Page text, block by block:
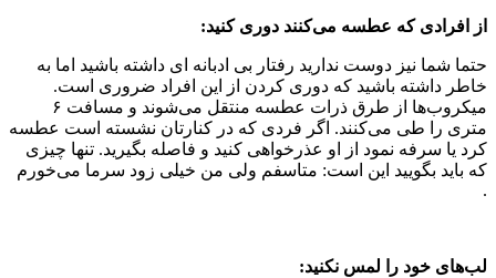
از افرادی که عطسه می‌کنند دوری کنید:
حتما شما نیز دوست ندارید رفتار بی ادبانه ای داشته باشید اما به
خاطر داشته باشید که دوری کردن از این افراد ضروری است.
میکروب‌ها از طرق ذرات عطسه منتقل می‌شوند و مسافت ۶
متری را طی می‌کنند. اگر فردی که در کنارتان نشسته است عطسه
کرد یا سرفه نمود از او عذرخواهی کنید و فاصله بگیرید. تنها چیزی
که باید بگویید این است: متاسفم ولی من خیلی زود سرما می‌خورم
.
لب‌های خود را لمس نکنید: